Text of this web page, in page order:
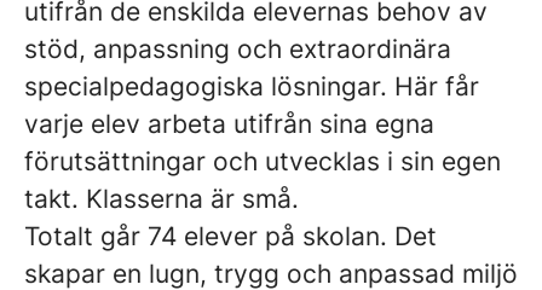
utifrån de enskilda elevernas behov av
stöd, anpassning och extraordinära
specialpedagogiska lösningar. Här får
varje elev arbeta utifrån sina egna
förutsättningar och utvecklas i sin egen
takt. Klasserna är små.
Totalt går 74 elever på skolan. Det
skapar en lugn, trygg och anpassad miljö